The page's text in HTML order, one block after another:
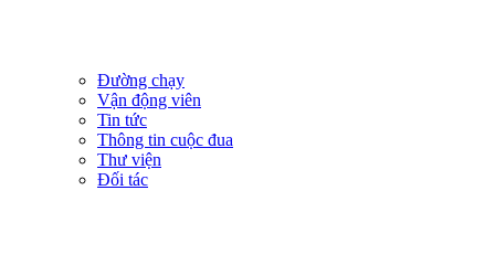
Đường chạy
Vận động viên
Tin tức
Thông tin cuộc đua
Thư viện
Đối tác